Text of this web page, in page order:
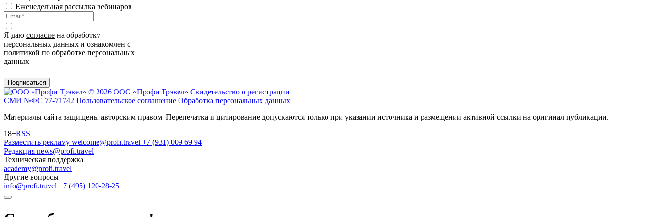
Еженедельная рассылка вебинаров
Я даю согласие на обработку
персональных данных и ознакомлен с
политикой по обработке персональных
данных
Подписаться
© 2026 ООО «Профи Трэвeл» Свидетельство о регистрации
СМИ №ФС 77-71742 Пользовательское соглашение Обработка персональных данных
Материалы сайта защищены авторским правом. Перепечатка и цитирование допускаются только при указании источника и размещении активной ссылки на оригинал публикации.
18+RSS
Разместить рекламу welcome@profi.travel +7 (931) 009 69 94
Редакция news@profi.travel
Техническая поддержка
academy@profi.travel
Другие вопросы
info@profi.travel +7 (495) 120-28-25